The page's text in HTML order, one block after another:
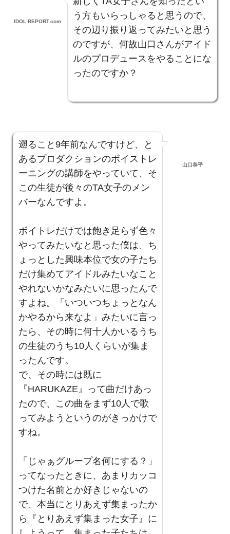
IDOL REPORT.com
う方もいらっしゃると思うので、
その辺り振り返ってみたいと思う
のですが、何故山口さんがアイド
ルのプロデュースをやることにな
ったのですか？
遡ること9年前なんですけど、と
あるプロダクションのボイストレ
ーニングの講師をやっていて、そ
この生徒が後々のTA女子のメン
バーなんですよ。
ボイトレだけでは飽き足らず色々
やってみたいなと思った僕は、ち
ょっとした興味本位で女の子たち
だけ集めてアイドルみたいなこと
やれないかなみたいに思ったんで
すよね。「いついつちょっとなん
かやるから来なよ」みたいに言っ
たら、その時に何十人かいるうち
の生徒のうち10人くらいが集ま
ったんです。
で、その時には既に
『HARUKAZE』って曲だけあっ
たので、この曲をまず10人で歌
ってみようというのがきっかけで
すね。
「じゃぁグループ名何にする？」
ってなったときに、あまりカッコ
つけた名前とか好きじゃないの
で、本当にとりあえず集まったか
ら『とりあえず集まった女子』に
山口恭平